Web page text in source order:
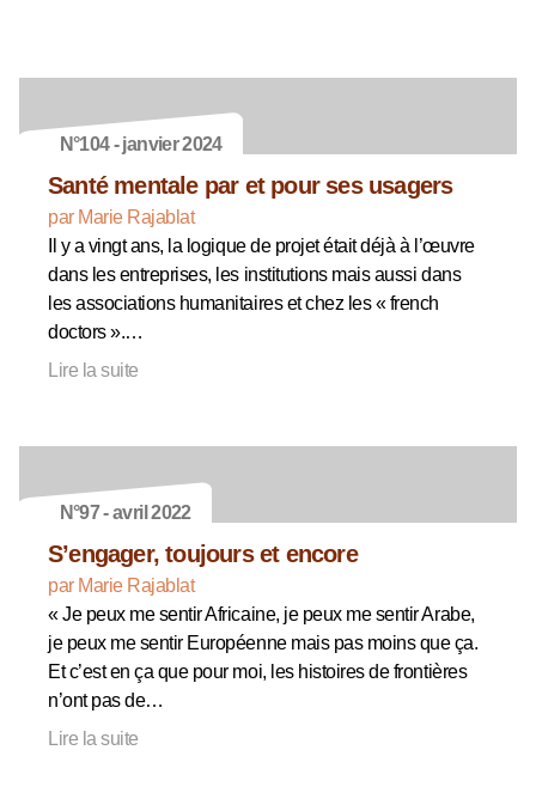
N°104 - janvier 2024
Santé mentale par et pour ses usagers
par Marie Rajablat
Il y a vingt ans, la logique de projet était déjà à l’œuvre
dans les entreprises, les institutions mais aussi dans
les associations humanitaires et chez les « french
doctors ».…
Lire la suite
N°97 - avril 2022
S’engager, toujours et encore
par Marie Rajablat
« Je peux me sentir Africaine, je peux me sentir Arabe,
je peux me sentir Européenne mais pas moins que ça.
Et c’est en ça que pour moi, les histoires de frontières
n’ont pas de…
Lire la suite